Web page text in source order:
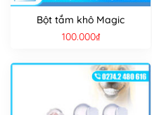
Bột tắm khô Magic
100.000₫